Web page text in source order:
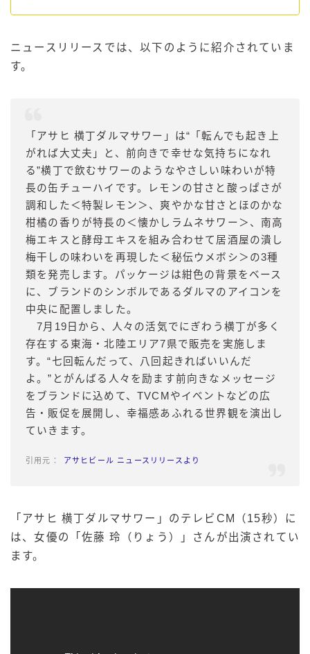
ニュースリリースでは、以下のように紹介されていま
す。
「アサヒ 横丁ダルマサワー」は“「転んでも起き上
がれば大丈夫」と、前向きで幸せな気持ちになれ
る”横丁で飲むサワーのようなやさしい味わいが特
長の缶チューハイです。レモンの甘さと酸っぱさが
調和した＜特製レモン＞、爽やかな甘さとほのかな
柑橘の香りが特長の＜懐かしラムネサワー＞、南高
梅エキスと酵母エキスを組み合わせて居酒屋の潰し
梅干しの味わいを再現した＜秘伝ウメボシ＞の3種
類を発売します。パッケージは紺色の背景をベース
に、ブランドのシンボルであるダルマのアイコンを
中央に配置しました。
7月19日から、人々の活気でにぎわう横丁が多く
存在する東海・北陸エリア7県で販売を実施しま
す。“七回転んだって、八回起きればいいんだ
よ。”とがんばる人々を励ます前向きなメッセージ
をブランドに込めて、TVCMやイベントなどの広
告・販促を展開し、幸福感あふれる世界観を演出し
ていきます。
アサヒビール ニュースリリースより
「アサヒ 横丁ダルマサワー」のテレビCM（15秒）に
は、女優の「佐藤 玲（りょう）」さんが出演されてい
ます。